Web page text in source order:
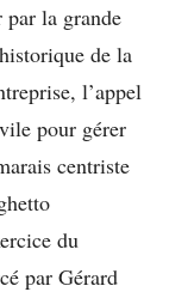
par la grande
de la
l’appel
pour gérer
centriste
du
par Gérard